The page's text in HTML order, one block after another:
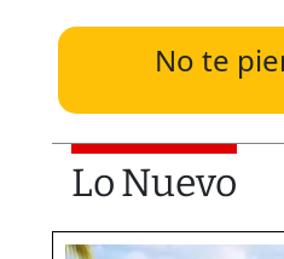
No te
Lo Nuevo